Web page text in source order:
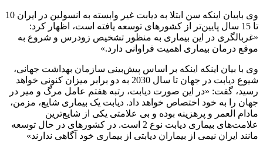
وی بابیان اینکه سن ابتلا به دیابت غیر وابسته به انسولین در ایران 10
تا 15 سال پایین‌تر از کشورهای توسعه یافته است، اظهار کرد:
«غربالگری در این بیماری به منظور تشخیص زودرس و شروع به
موقع درمان بیماری اهمیت فراوانی دارد.»
وی با بیان اینکه اینکه بر اساس پیش‌بینی سازمان بهداشت جهانی،
شیوع دیابت در جهان تا سال 2030 به دو برابر میزان کنونی خواهد
رسید، گفت: «در این صورت دیابت، رتبه هفتم عامل مرگ و میر در
جهان را به خود اختصاص خواهد داد. دیابت یک بیماری شایع، مزمن،
مادام العمر و پرهزینه بوده و بی علامتی یکی از شایع‌ترین
علامت‌های بیماری دیابت نوع 2 است. در کشورهای در حال توسعه
مانند ایران نیمی از بیماران دیابتی از بیماری خود آگاهی ندارند»